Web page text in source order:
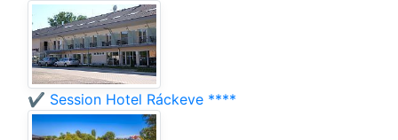
✔️ Session Hotel Ráckeve ****